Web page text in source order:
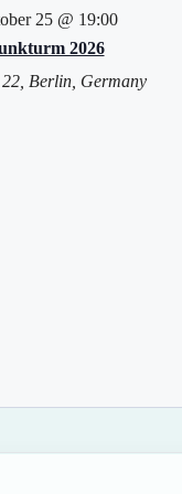
2026
25 @ 19:00
22, Berlin, Germany